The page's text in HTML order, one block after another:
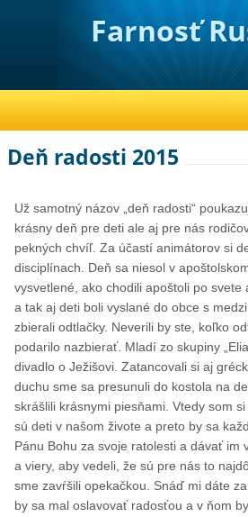
Farnosť
Deň radosti 2015
Už samotný názov „deň radosti“
krásny deň pre deti ale aj pre nás
pekných chvíľ. Za účastí animátorov si
disciplínach. Deň sa niesol v
vysvetlené, ako chodili apoštoli po svete
a tak aj deti boli vyslané do obce s
zbierali odtlačky. Neverili by ste, koľko
podarilo nazbierať. Mladí zo skupiny
divadlo o Ježišovi. Zatancovali si aj
duchu sme sa presunuli do kostola na
skrášlili krásnymi piesňami. Vtedy som
sú deti v našom živote a preto by sa
Pánu Bohu za svoje ratolesti a dávať im
a viery, aby vedeli, že sú pre nás to
sme zavŕšili opekačkou. Snáď mi dáte
by sa mal oslavovať radosťou a v ňom